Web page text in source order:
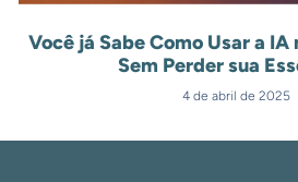
Você já Sabe Como Usar a
Sem Perder sua
4 de abril de 2025